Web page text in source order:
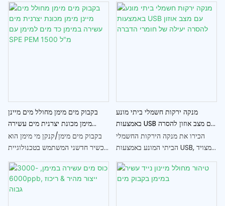
בקבוק מים מימן מחולל מים מיינן
מימן מכונת יצרנית מים עשירה
במימן כד מים למימן עם SPE PEM
1500 מ"ל
בקבוק מים מימן/קנקן מי מימן הוא
מכשיר חדשני המשתמש בטכנולוגיית
SPE/PEM (Solid Polymer
Electrolyte Membrane)
מתקדמת לייצור מים עשירים במימן.
עם קיבולת של 1500 מ"ל, הוא
מנקה ירקות חשמלי ביתי מונע
באמצעות USB עם מצב אוזון להסרה
יעילה של חומרי הדברה
הכירו את מנקה הירקות החשמלי
הביתי המונע באמצעות USB, המצויד
במצב אוזון להסרה יעילה של חומרי
הדברה. מכשיר נוח וקומפקטי זה
מבטיח לך ולמשפחתך ליהנות